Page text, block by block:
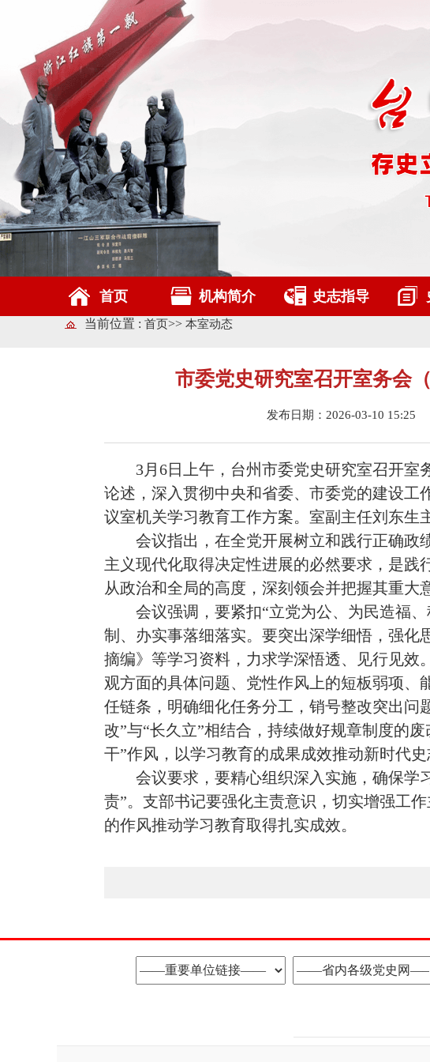
首页 机构简介 史志指导
当前位置 : 首页>> 本室动态
市委党史研究室召开室务会
发布日期：2026-03-10 15:25
3月6日上午，台州市委党史研究室召开
论述，深入贯彻中央和省委、市委党的建设
议室机关学习教育工作方案。室副主任刘东生
会议指出，在全党开展树立和践行正确政
主义现代化取得决定性进展的必然要求，是践
从政治和全局的高度，深刻领会并把握其重大
会议强调，要紧扣“立党为公、为民造福
制、办实事落细落实。要突出深学细悟，强
摘编》等学习资料，力求学深悟透、见行见效
观方面的具体问题、党性作风上的短板弱项
任链条，明确细化任务分工，销号整改突出问
改”与“长久立”相结合，持续做好规章制度的
干”作风，以学习教育的成果成效推动新时代史
会议要求，要精心组织深入实施，确保学
责”。支部书记要强化主责意识，切实增强工
的作风推动学习教育取得扎实成效。